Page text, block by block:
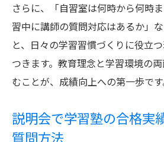
さらに、「自習室は何時から何時
習中に講師の質問対応はあるか」
と、日々の学習習慣づくりに役立
つきます。教育理念と学習環境の
むことが、成績向上への第一歩です
説明会で学習塾の合格実
質問方法